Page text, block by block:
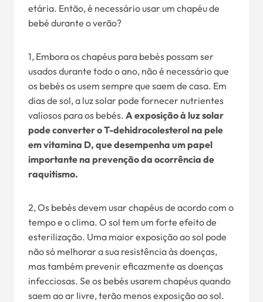
etária. Então, é necessário usar um chapéu de
bebé durante o verão?
1, Embora os chapéus para bebés possam ser
usados durante todo o ano, não é necessário que
os bebés os usem sempre que saem de casa. Em
dias de sol, a luz solar pode fornecer nutrientes
valiosos para os bebés. A exposição à luz solar
pode converter o T-dehidrocolesterol na pele
em vitamina D, que desempenha um papel
importante na prevenção da ocorrência de
raquitismo.
2, Os bebés devem usar chapéus de acordo com o
tempo e o clima. O sol tem um forte efeito de
esterilização. Uma maior exposição ao sol pode
não só melhorar a sua resistência às doenças,
mas também prevenir eficazmente as doenças
infecciosas. Se os bebés usarem chapéus quando
saem ao ar livre, terão menos exposição ao sol.